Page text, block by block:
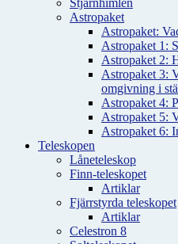
Stjärnhimlen
Astropaket
Astropaket:
Astropaket 1:
Astropaket 2:
Astropaket 3:
omgivning i
Astropaket 4:
Astropaket 5:
Astropaket 6:
Teleskopen
Låneteleskop
Finn-teleskopet
Artiklar
Fjärrstyrda teleskopet
Artiklar
Celestron 8